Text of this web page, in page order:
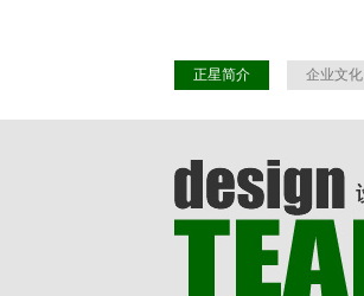
正星简介 企业文化